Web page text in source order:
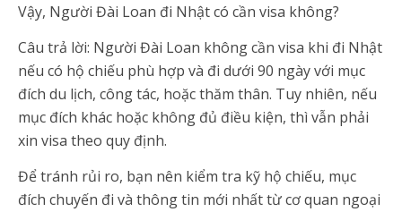
Vậy, Người Đài Loan đi Nhật có cần visa không?
Câu trả lời: Người Đài Loan không cần visa khi đi Nhật
nếu có hộ chiếu phù hợp và đi dưới 90 ngày với mục
đích du lịch, công tác, hoặc thăm thân. Tuy nhiên, nếu
mục đích khác hoặc không đủ điều kiện, thì vẫn phải
xin visa theo quy định.
Để tránh rủi ro, bạn nên kiểm tra kỹ hộ chiếu, mục
đích chuyến đi và thông tin mới nhất từ cơ quan ngoại